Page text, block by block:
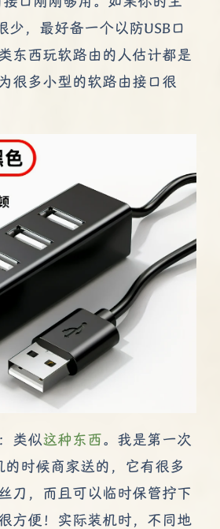
少，最好备一个以防USB口
东西玩软路由的人估计都是
很多小型的软路由接口很
：类似这种东西。我是第一次
的时候商家送的，它有很多
刀，而且可以临时保管拧下
方便！实际装机时，不同地